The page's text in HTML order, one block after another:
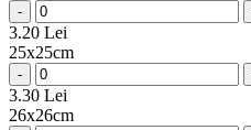
-
3.20 Lei
25x25cm
-
3.30 Lei
26x26cm